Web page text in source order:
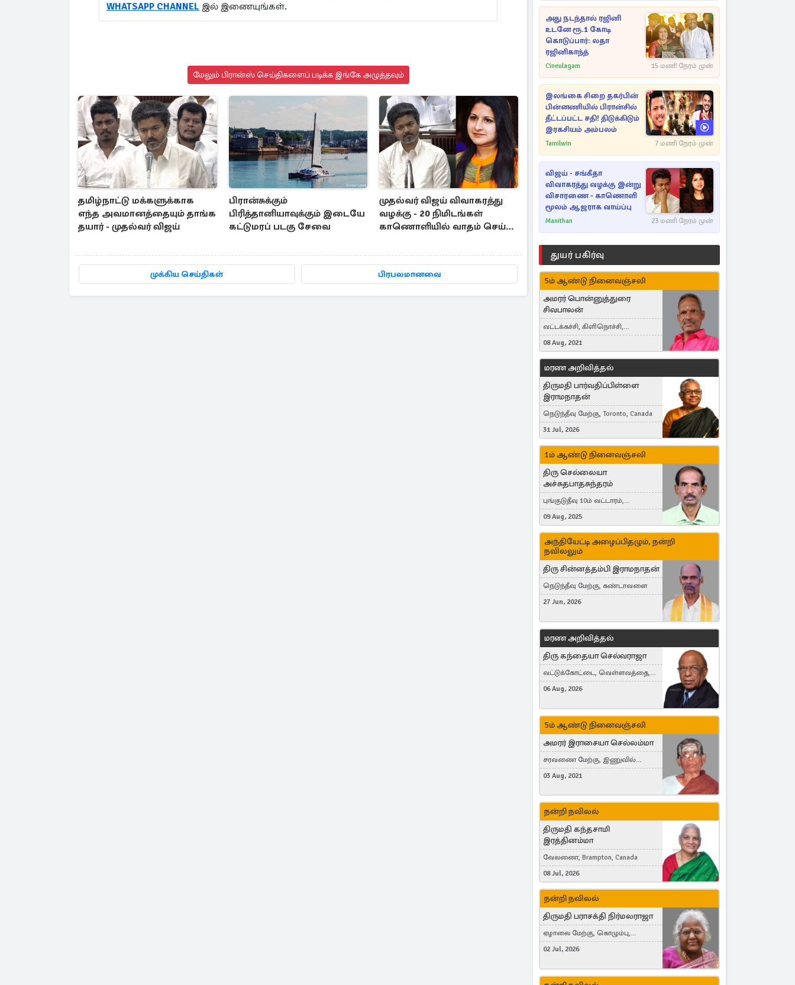
WHATSAPP CHANNEL இல் இணையுங்கள்.
மேலும் பிரான்ஸ் செய்திகளைப் படிக்க இங்கே அழுத்தவும்
தமிழ்நாட்டு மக்களுக்காக
எந்த அவமானத்தையும் தாங்க
தயார் - முதல்வர் விஜய்
பிரான்சுக்கும்
பிரித்தானியாவுக்கும் இடையே
கட்டுமரப் படகு சேவை
முதல்வர் விஜய் விவாகரத்து
வழக்கு - 20 நிமிடங்கள்
காணொளியில் வாதம் செய்த
முக்கிய செய்திகள் பிரபலமானவை
அது நடந்தால் ரஜினி
உடனே ரூ.1 கோடி
கொடுப்பார்: லதா
ரஜினிகாந்த்
Cineulagam 15 மணி நேரம் முன்
இலங்கை சிறை தகர்பின்
பின்னணியில் பிரான்சில்
தீட்டப்பட்ட சதி! திடுக்கிடும்
இரகசியம் அம்பலம்
Tamilwin 7 மணி நேரம் முன்
விஜய் - சங்கீதா
விவாகரத்து வழக்கு இன்று
விசாரணை - காணொளி
மூலம் ஆஜராக வாய்ப்பு
Manithan 23 மணி நேரம் முன்
துயர் பகிர்வு
5ம் ஆண்டு நினைவஞ்சலி
அமரர் பொன்னுத்துரை
சிவபாலன்
வட்டக்கச்சி, கிளிநொச்சி,
வட்டக்கச்சி இராமநாதபுரம்
08 Aug, 2021
மரண அறிவித்தல்
திருமதி பார்வதிப்பிள்ளை
இராமநாதன்
நெடுந்தீவு மேற்கு, Toronto, Canada
31 Jul, 2026
1ம் ஆண்டு நினைவஞ்சலி
திரு செல்லையா
அச்சுதபாதசுந்தரம்
புங்குடுதீவு 10ம் வட்டாரம்,
கொள்ளுப்பிட்டி
09 Aug, 2025
அந்தியேட்டி அழைப்பிதழும், நன்றி
நவிலலும்
திரு சின்னத்தம்பி இராமநாதன்
நெடுந்தீவு மேற்கு, கண்டாவளை
27 Jun, 2026
மரண அறிவித்தல்
திரு கந்தையா செல்வராஜா
வட்டுக்கோட்டை, வெள்ளவத்தை,
Toronto, Canada
06 Aug, 2026
5ம் ஆண்டு நினைவஞ்சலி
அமரர் இராசையா செல்லம்மா
சரவணை மேற்கு, இணுவில்
கிழக்கு
03 Aug, 2021
நன்றி நவிலல்
திருமதி கந்தசாமி
இரத்தினம்மா
வேலணை, Brampton, Canada
08 Jul, 2026
நன்றி நவிலல்
திருமதி பராசக்தி நிர்மலராஜா
ஏழாலை மேற்கு, கொழும்பு,
தங்காலை, London, United Kingdom
02 Jul, 2026